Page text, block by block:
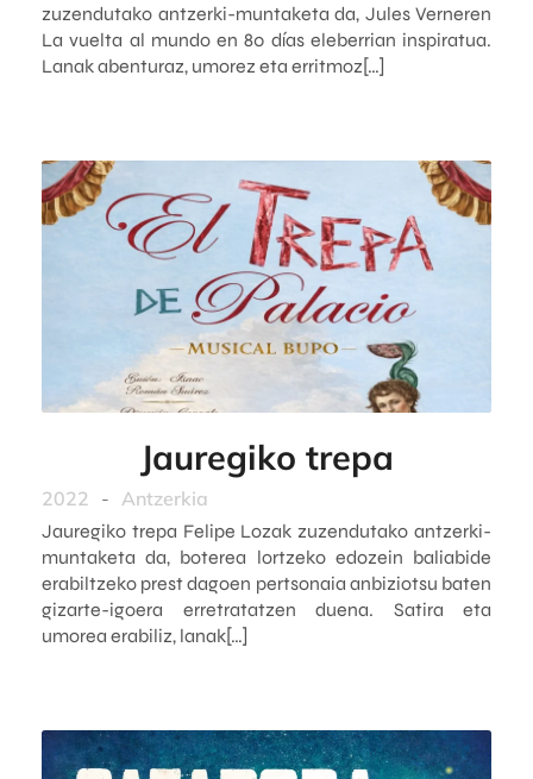
zuzendutako antzerki-muntaketa da, Jules Verneren
La vuelta al mundo en 80 días eleberrian inspiratua.
Lanak abenturaz, umorez eta erritmoz[…]
Jauregiko trepa
2022 - Antzerkia
Jauregiko trepa Felipe Lozak zuzendutako antzerki-
muntaketa da, boterea lortzeko edozein baliabide
erabiltzeko prest dagoen pertsonaia anbiziotsu baten
gizarte-igoera erretratatzen duena. Satira eta
umorea erabiliz, lanak[…]